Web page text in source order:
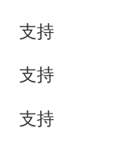
支持
支持
支持